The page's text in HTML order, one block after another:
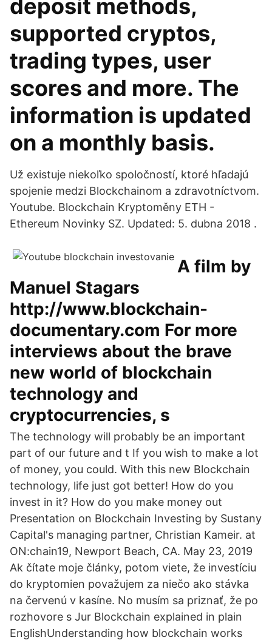
deposit methods,
supported cryptos,
trading types, user
scores and more. The
information is updated
on a monthly basis.
Už existuje niekoľko spoločností, ktoré hľadajú
spojenie medzi Blockchainom a zdravotníctvom.
Youtube. Blockchain Kryptoměny ETH -
Ethereum Novinky SZ. Updated: 5. dubna 2018 .
A film by
Manuel Stagars
http://www.blockchain-
documentary.com For more
interviews about the brave
new world of blockchain
technology and
cryptocurrencies, s
The technology will probably be an important
part of our future and t If you wish to make a lot
of money, you could. With this new Blockchain
technology, life just got better! How do you
invest in it? How do you make money out
Presentation on Blockchain Investing by Sustany
Capital's managing partner, Christian Kameir. at
ON:chain19, Newport Beach, CA. May 23, 2019
Ak čítate moje články, potom viete, že investíciu
do kryptomien považujem za niečo ako stávka
na červenú v kasíne. No musím sa priznať, že po
rozhovore s Jur Blockchain explained in plain
EnglishUnderstanding how blockchain works